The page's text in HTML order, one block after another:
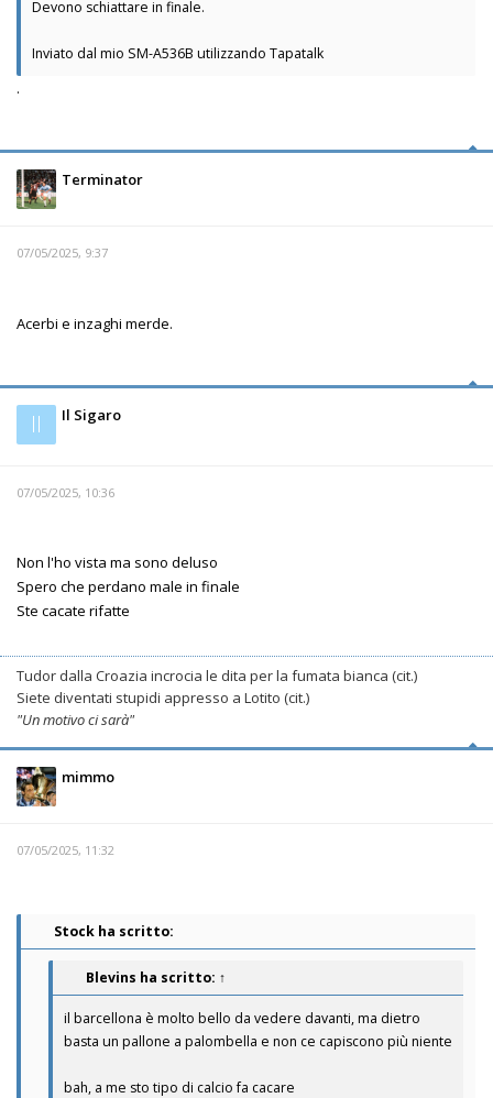
Devono schiattare in finale.
Inviato dal mio SM-A536B utilizzando Tapatalk
.
Terminator
07/05/2025, 9:37
Acerbi e inzaghi merde.
Il Il Sigaro
07/05/2025, 10:36
Non l'ho vista ma sono deluso
Spero che perdano male in finale
Ste cacate rifatte
Tudor dalla Croazia incrocia le dita per la fumata bianca (cit.)
Siete diventati stupidi appresso a Lotito (cit.)
"Un motivo ci sarà"
mimmo
07/05/2025, 11:32
Stock ha scritto:
Blevins ha scritto: ↑
il barcellona è molto bello da vedere davanti, ma dietro
basta un pallone a palombella e non ce capiscono più niente
bah, a me sto tipo di calcio fa cacare